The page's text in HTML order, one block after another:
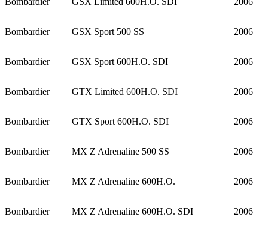
Bombardier GSX Sport 500 SS 2006
Bombardier GSX Sport 600H.O. SDI 2006
Bombardier GTX Limited 600H.O. SDI 2006
Bombardier GTX Sport 600H.O. SDI 2006
Bombardier MX Z Adrenaline 500 SS 2006
Bombardier MX Z Adrenaline 600H.O. 2006
Bombardier MX Z Adrenaline 600H.O. SDI 2006